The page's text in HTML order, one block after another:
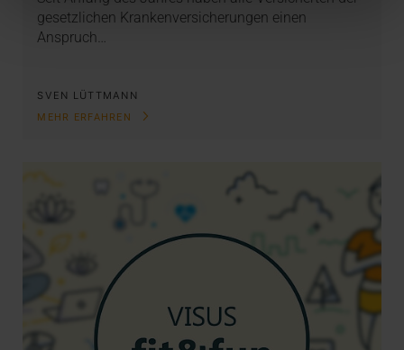
gesetzlichen Krankenversicherungen einen
Anspruch…
SVEN LÜTTMANN
MEHR ERFAHREN